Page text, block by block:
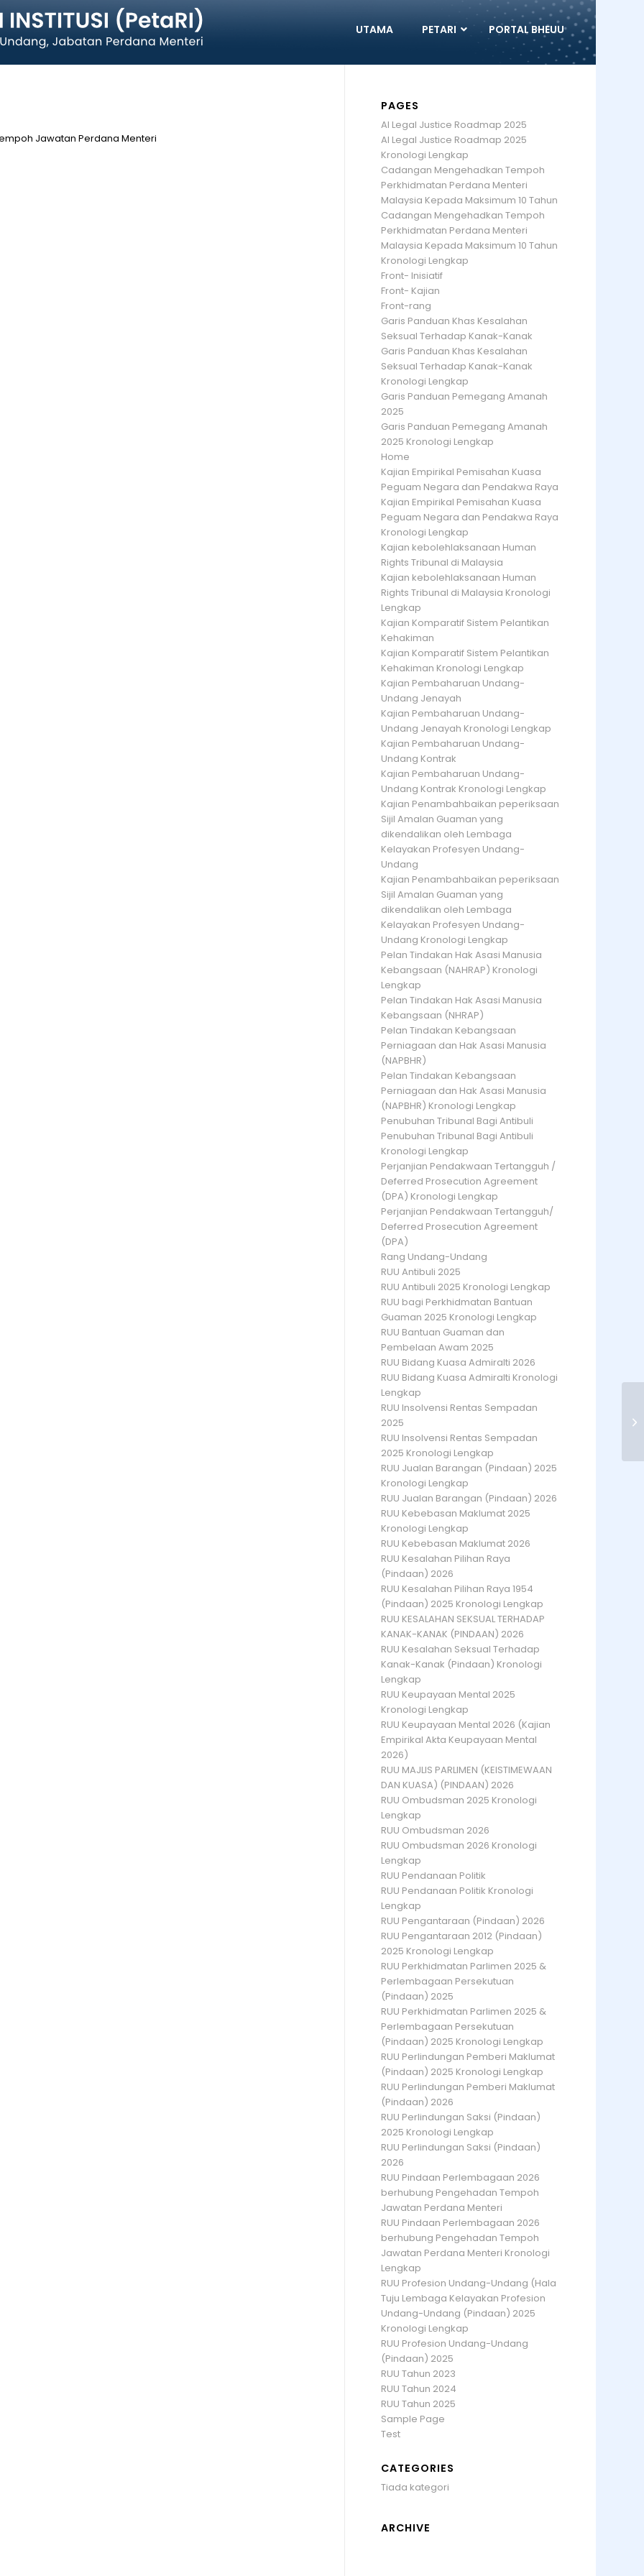
UTAMA PETARI PORTAL BHEUU
Jawatan Perdana Menteri
PAGES
AI Legal Justice Roadmap 2025
AI Legal Justice Roadmap 2025
Kronologi Lengkap
Cadangan Mengehadkan Tempoh
Perkhidmatan Perdana Menteri
Malaysia Kepada Maksimum 10 Tahun
Cadangan Mengehadkan Tempoh
Perkhidmatan Perdana Menteri
Malaysia Kepada Maksimum 10 Tahun
Kronologi Lengkap
Front- Inisiatif
Front- Kajian
Front-rang
Garis Panduan Khas Kesalahan
Seksual Terhadap Kanak-Kanak
Garis Panduan Khas Kesalahan
Seksual Terhadap Kanak-Kanak
Kronologi Lengkap
Garis Panduan Pemegang Amanah
2025
Garis Panduan Pemegang Amanah
2025 Kronologi Lengkap
Home
Kajian Empirikal Pemisahan Kuasa
Peguam Negara dan Pendakwa Raya
Kajian Empirikal Pemisahan Kuasa
Peguam Negara dan Pendakwa Raya
Kronologi Lengkap
Kajian kebolehlaksanaan Human
Rights Tribunal di Malaysia
Kajian kebolehlaksanaan Human
Rights Tribunal di Malaysia Kronologi
Lengkap
Kajian Komparatif Sistem Pelantikan
Kehakiman
Kajian Komparatif Sistem Pelantikan
Kehakiman Kronologi Lengkap
Kajian Pembaharuan Undang-
Undang Jenayah
Kajian Pembaharuan Undang-
Undang Jenayah Kronologi Lengkap
Kajian Pembaharuan Undang-
Undang Kontrak
Kajian Pembaharuan Undang-
Undang Kontrak Kronologi Lengkap
Kajian Penambahbaikan peperiksaan
Sijil Amalan Guaman yang
dikendalikan oleh Lembaga
Kelayakan Profesyen Undang-
Undang
Kajian Penambahbaikan peperiksaan
Sijil Amalan Guaman yang
dikendalikan oleh Lembaga
Kelayakan Profesyen Undang-
Undang Kronologi Lengkap
Pelan Tindakan Hak Asasi Manusia
Kebangsaan (NAHRAP) Kronologi
Lengkap
Pelan Tindakan Hak Asasi Manusia
Kebangsaan (NHRAP)
Pelan Tindakan Kebangsaan
Perniagaan dan Hak Asasi Manusia
(NAPBHR)
Pelan Tindakan Kebangsaan
Perniagaan dan Hak Asasi Manusia
(NAPBHR) Kronologi Lengkap
Penubuhan Tribunal Bagi Antibuli
Penubuhan Tribunal Bagi Antibuli
Kronologi Lengkap
Perjanjian Pendakwaan Tertangguh /
Deferred Prosecution Agreement
(DPA) Kronologi Lengkap
Perjanjian Pendakwaan Tertangguh/
Deferred Prosecution Agreement
(DPA)
Rang Undang-Undang
RUU Antibuli 2025
RUU Antibuli 2025 Kronologi Lengkap
RUU bagi Perkhidmatan Bantuan
Guaman 2025 Kronologi Lengkap
RUU Bantuan Guaman dan
Pembelaan Awam 2025
RUU Bidang Kuasa Admiralti 2026
RUU Bidang Kuasa Admiralti Kronologi
Lengkap
RUU Insolvensi Rentas Sempadan
2025
RUU Insolvensi Rentas Sempadan
2025 Kronologi Lengkap
RUU Jualan Barangan (Pindaan) 2025
Kronologi Lengkap
RUU Jualan Barangan (Pindaan) 2026
RUU Kebebasan Maklumat 2025
Kronologi Lengkap
RUU Kebebasan Maklumat 2026
RUU Kesalahan Pilihan Raya
(Pindaan) 2026
RUU Kesalahan Pilihan Raya 1954
(Pindaan) 2025 Kronologi Lengkap
RUU KESALAHAN SEKSUAL TERHADAP
KANAK-KANAK (PINDAAN) 2026
RUU Kesalahan Seksual Terhadap
Kanak-Kanak (Pindaan) Kronologi
Lengkap
RUU Keupayaan Mental 2025
Kronologi Lengkap
RUU Keupayaan Mental 2026 (Kajian
Empirikal Akta Keupayaan Mental
2026)
RUU MAJLIS PARLIMEN (KEISTIMEWAAN
DAN KUASA) (PINDAAN) 2026
RUU Ombudsman 2025 Kronologi
Lengkap
RUU Ombudsman 2026
RUU Ombudsman 2026 Kronologi
Lengkap
RUU Pendanaan Politik
RUU Pendanaan Politik Kronologi
Lengkap
RUU Pengantaraan (Pindaan) 2026
RUU Pengantaraan 2012 (Pindaan)
2025 Kronologi Lengkap
RUU Perkhidmatan Parlimen 2025 &
Perlembagaan Persekutuan
(Pindaan) 2025
RUU Perkhidmatan Parlimen 2025 &
Perlembagaan Persekutuan
(Pindaan) 2025 Kronologi Lengkap
RUU Perlindungan Pemberi Maklumat
(Pindaan) 2025 Kronologi Lengkap
RUU Perlindungan Pemberi Maklumat
(Pindaan) 2026
RUU Perlindungan Saksi (Pindaan)
2025 Kronologi Lengkap
RUU Perlindungan Saksi (Pindaan)
2026
RUU Pindaan Perlembagaan 2026
berhubung Pengehadan Tempoh
Jawatan Perdana Menteri
RUU Pindaan Perlembagaan 2026
berhubung Pengehadan Tempoh
Jawatan Perdana Menteri Kronologi
Lengkap
RUU Profesion Undang-Undang (Hala
Tuju Lembaga Kelayakan Profesion
Undang-Undang (Pindaan) 2025
Kronologi Lengkap
RUU Profesion Undang-Undang
(Pindaan) 2025
RUU Tahun 2023
RUU Tahun 2024
RUU Tahun 2025
Sample Page
Test
CATEGORIES
Tiada kategori
ARCHIVE